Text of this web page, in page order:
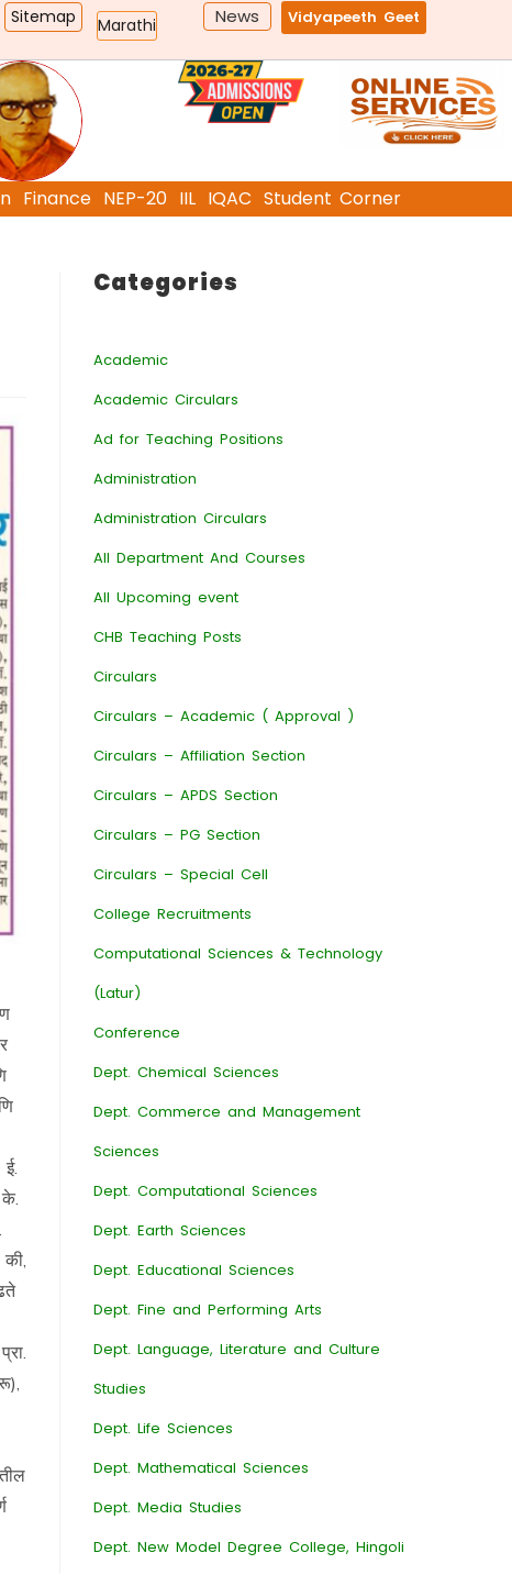
Sitemap Marathi News Vidyapeeth Geet
Finance NEP-20 IIL IQAC Student Corner
के.
Categories
Academic
Academic Circulars
Ad for Teaching Positions
Administration
Administration Circulars
All Department And Courses
All Upcoming event
CHB Teaching Posts
Circulars
Circulars – Academic ( Approval )
Circulars – Affiliation Section
Circulars – APDS Section
Circulars – PG Section
Circulars – Special Cell
College Recruitments
Computational Sciences & Technology
(Latur)
Conference
Dept. Chemical Sciences
Dept. Commerce and Management
Sciences
Dept. Computational Sciences
Dept. Earth Sciences
Dept. Educational Sciences
Dept. Fine and Performing Arts
Dept. Language, Literature and Culture
Studies
Dept. Life Sciences
Dept. Mathematical Sciences
Dept. Media Studies
Dept. New Model Degree College, Hingoli